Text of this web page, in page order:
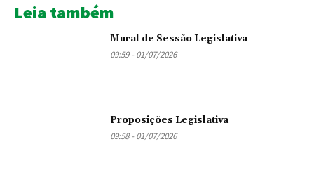
Leia também
Mural de Sessão Legislativa
09:59 - 01/07/2026
Proposições Legislativa
09:58 - 01/07/2026